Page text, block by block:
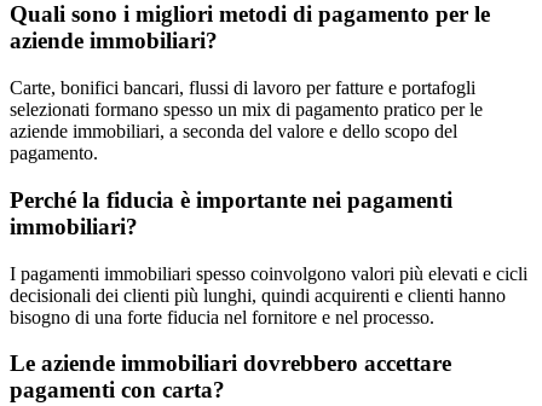
Quali sono i migliori metodi di pagamento per le
aziende immobiliari?
Carte, bonifici bancari, flussi di lavoro per fatture e portafogli
selezionati formano spesso un mix di pagamento pratico per le
aziende immobiliari, a seconda del valore e dello scopo del
pagamento.
Perché la fiducia è importante nei pagamenti
immobiliari?
I pagamenti immobiliari spesso coinvolgono valori più elevati e cicli
decisionali dei clienti più lunghi, quindi acquirenti e clienti hanno
bisogno di una forte fiducia nel fornitore e nel processo.
Le aziende immobiliari dovrebbero accettare
pagamenti con carta?